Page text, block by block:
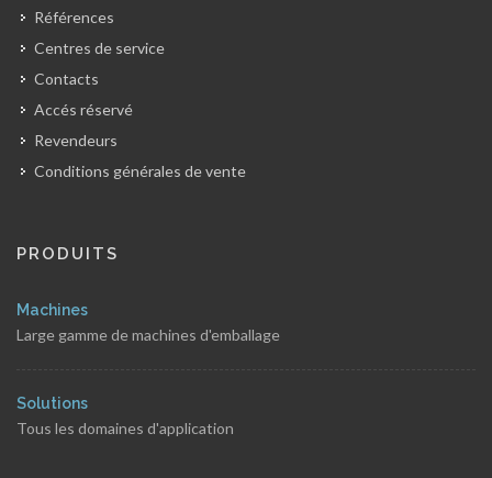
Références
Centres de service
Contacts
Accés réservé
Revendeurs
Conditions générales de vente
PRODUITS
Machines
Large gamme de machines d'emballage
Solutions
Tous les domaines d'application